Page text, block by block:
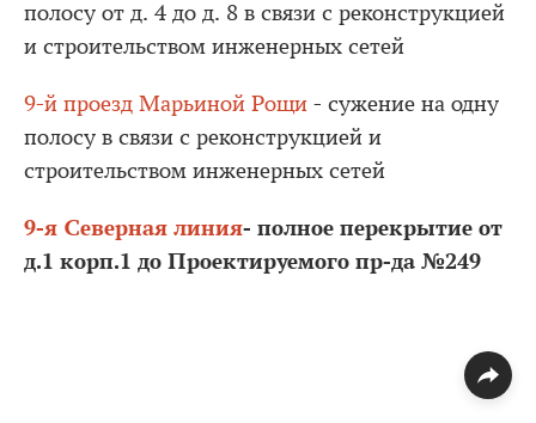
полосу от д. 4 до д. 8 в связи с реконструкцией
и строительством инженерных сетей
9-й проезд Марьиной Рощи - сужение на одну
полосу в связи с реконструкцией и
строительством инженерных сетей
9-я Северная линия- полное перекрытие от
д.1 корп.1 до Проектируемого пр-да №249